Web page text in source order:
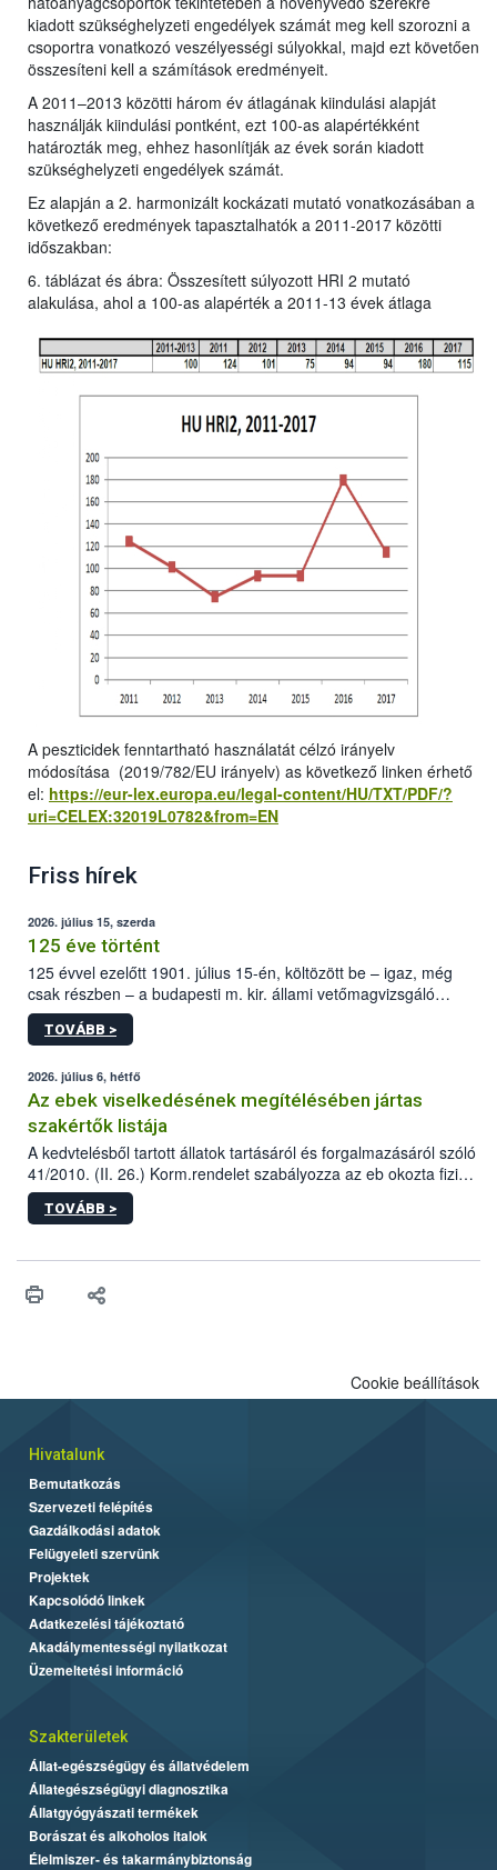
kiadott szükséghelyzeti engedélyek számát meg kell szorozni a
csoportra vonatkozó veszélyességi súlyokkal, majd ezt követően
összesíteni kell a számítások eredményeit.
A 2011–2013 közötti három év átlagának kiindulási alapját
használják kiindulási pontként, ezt 100-as alapértékként
határozták meg, ehhez hasonlítják az évek során kiadott
szükséghelyzeti engedélyek számát.
Ez alapján a 2. harmonizált kockázati mutató vonatkozásában a
következő eredmények tapasztalhatók a 2011-2017 közötti
időszakban:
6. táblázat és ábra: Összesített súlyozott HRI 2 mutató
alakulása, ahol a 100-as alapérték a 2011-13 évek átlaga
A peszticidek fenntartható használatát célzó irányelv
módosítása (2019/782/EU irányelv) as következő linken érhető
el: https://eur-lex.europa.eu/legal-content/HU/TXT/PDF/?
uri=CELEX:32019L0782&from=EN
Friss hírek
2026. július 15, szerda
125 éve történt
125 évvel ezelőtt 1901. július 15-én, költözött be – igaz, még
csak részben – a budapesti m. kir. állami vetőmagvizsgáló
állomás a Kis Rókus utca 15. szám alatti, Czigler Győző által
tervezett új épületébe.
TOVÁBB >
2026. július 6, hétfő
Az ebek viselkedésének megítélésében jártas
szakértők listája
A kedvtelésből tartott állatok tartásáról és forgalmazásáról szóló
41/2010. (II. 26.) Korm.rendelet szabályozza az eb okozta fizikai
sérülés, illetve ennek veszélye keletkezésekor felmerülő
hatósági feladatokat, valamint a veszélyes eb tartását és annak
vonni az ebek viselkedésének megítélésében jártas szakértőt.
TOVÁBB >
Cookie beállítások
Hivatalunk
Bemutatkozás
Szervezeti felépítés
Gazdálkodási adatok
Felügyeleti szervünk
Projektek
Kapcsolódó linkek
Adatkezelési tájékoztató
Akadálymentességi nyilatkozat
Üzemeltetési információ
Szakterületek
Állat-egészségügy és állatvédelem
Állategészségügyi diagnosztika
Állatgyógyászati termékek
Borászat és alkoholos italok
Élelmiszer- és takarmánybiztonság